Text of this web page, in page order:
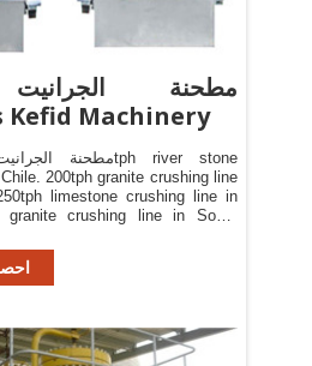
مطحنة
Kefid Machinery
200tph granite crushing line
limestone crushing line in
granite crushing line in South
crushing plant in Guinea. Chat
Based on many years of